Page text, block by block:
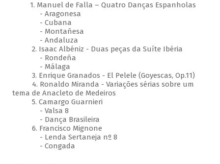
1. Manuel de Falla – Quatro Danças Espanholas
- Aragonesa
- Cubana
- Montañesa
- Andaluza
2. Isaac Albéniz - Duas peças da Suíte Ibéria
- Rondeña
- Málaga
3. Enrique Granados - El Pelele (Goyescas, Op.11)
4. Ronaldo Miranda - Variações sérias sobre um
tema de Anacleto de Medeiros
5. Camargo Guarnieri
- Valsa 8
- Dança Brasileira
6. Francisco Mignone
- Lenda Sertaneja nº 8
- Congada